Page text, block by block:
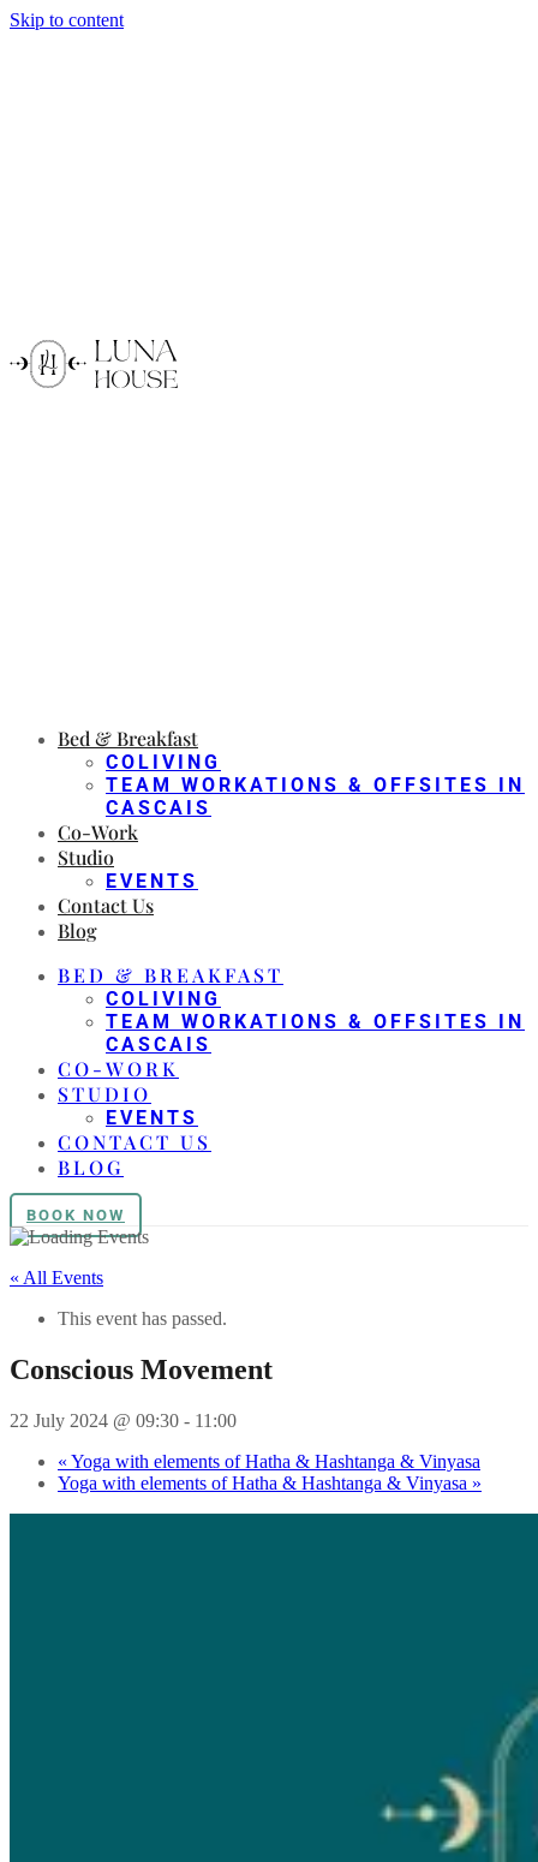
Skip to content
Bed & Breakfast
COLIVING
TEAM WORKATIONS & OFFSITES IN
CASCAIS
Co-Work
Studio
EVENTS
Contact Us
Blog
BED & BREAKFAST
COLIVING
TEAM WORKATIONS & OFFSITES IN
CASCAIS
CO-WORK
STUDIO
EVENTS
CONTACT US
BLOG
BOOK NOW
« All Events
This event has passed.
Conscious Movement
22 July 2024 @ 09:30 - 11:00
« Yoga with elements of Hatha & Hashtanga & Vinyasa
Yoga with elements of Hatha & Hashtanga & Vinyasa »